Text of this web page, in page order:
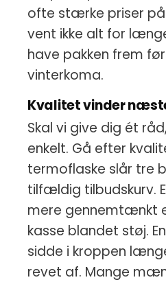
ofte stærke priser på
vent ikke alt for
have pakken frem
vinterkoma.
Kvalitet vinder
Skal vi give dig ét
enkelt. Gå efter
termoflaske slår tre
tilfældig tilbudskurv.
mere gennemtænkt
kasse blandet støj.
sidde i kroppen
revet af. Mange